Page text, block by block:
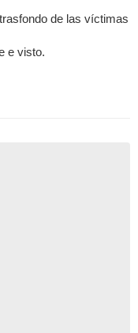
de las víctimas
e visto.